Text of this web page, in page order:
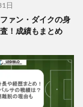
日
ァン・ダイクの身
！成績もまとめ